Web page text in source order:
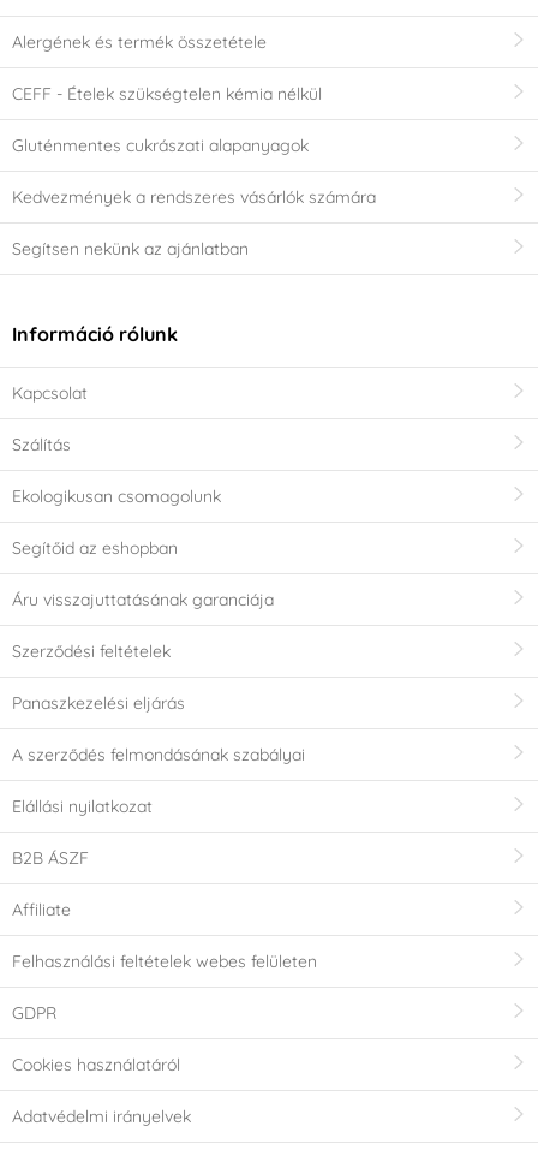
Alergének és termék összetétele
CEFF - Ételek szükségtelen kémia nélkül
Gluténmentes cukrászati alapanyagok
Kedvezmények a rendszeres vásárlók számára
Segítsen nekünk az ajánlatban
Információ rólunk
Kapcsolat
Szálítás
Ekologikusan csomagolunk
Segítőid az eshopban
Áru visszajuttatásának garanciája
Szerződési feltételek
Panaszkezelési eljárás
A szerződés felmondásának szabályai
Elállási nyilatkozat
B2B ÁSZF
Affiliate
Felhasználási feltételek webes felületen
GDPR
Cookies használatáról
Adatvédelmi irányelvek